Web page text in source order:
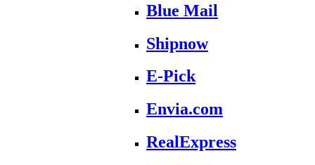
Blue Mail
Shipnow
E-Pick
Envia.com
RealExpress